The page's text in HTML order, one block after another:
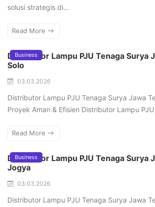
solusi strategis di…
Read More
Business
Distributor Lampu PJU Tenaga Surya
Solo
03.03.2026
Distributor Lampu PJU Tenaga Surya Jawa
Proyek Aman & Efisien Distributor Lampu
Read More
Business
Distributor Lampu PJU Tenaga Surya
Jogya
03.03.2026
Distributor Lampu PJU Tenaga Surya Jawa